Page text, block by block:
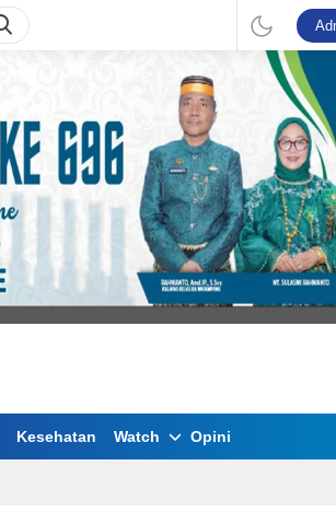
Kesehatan Watch Opini